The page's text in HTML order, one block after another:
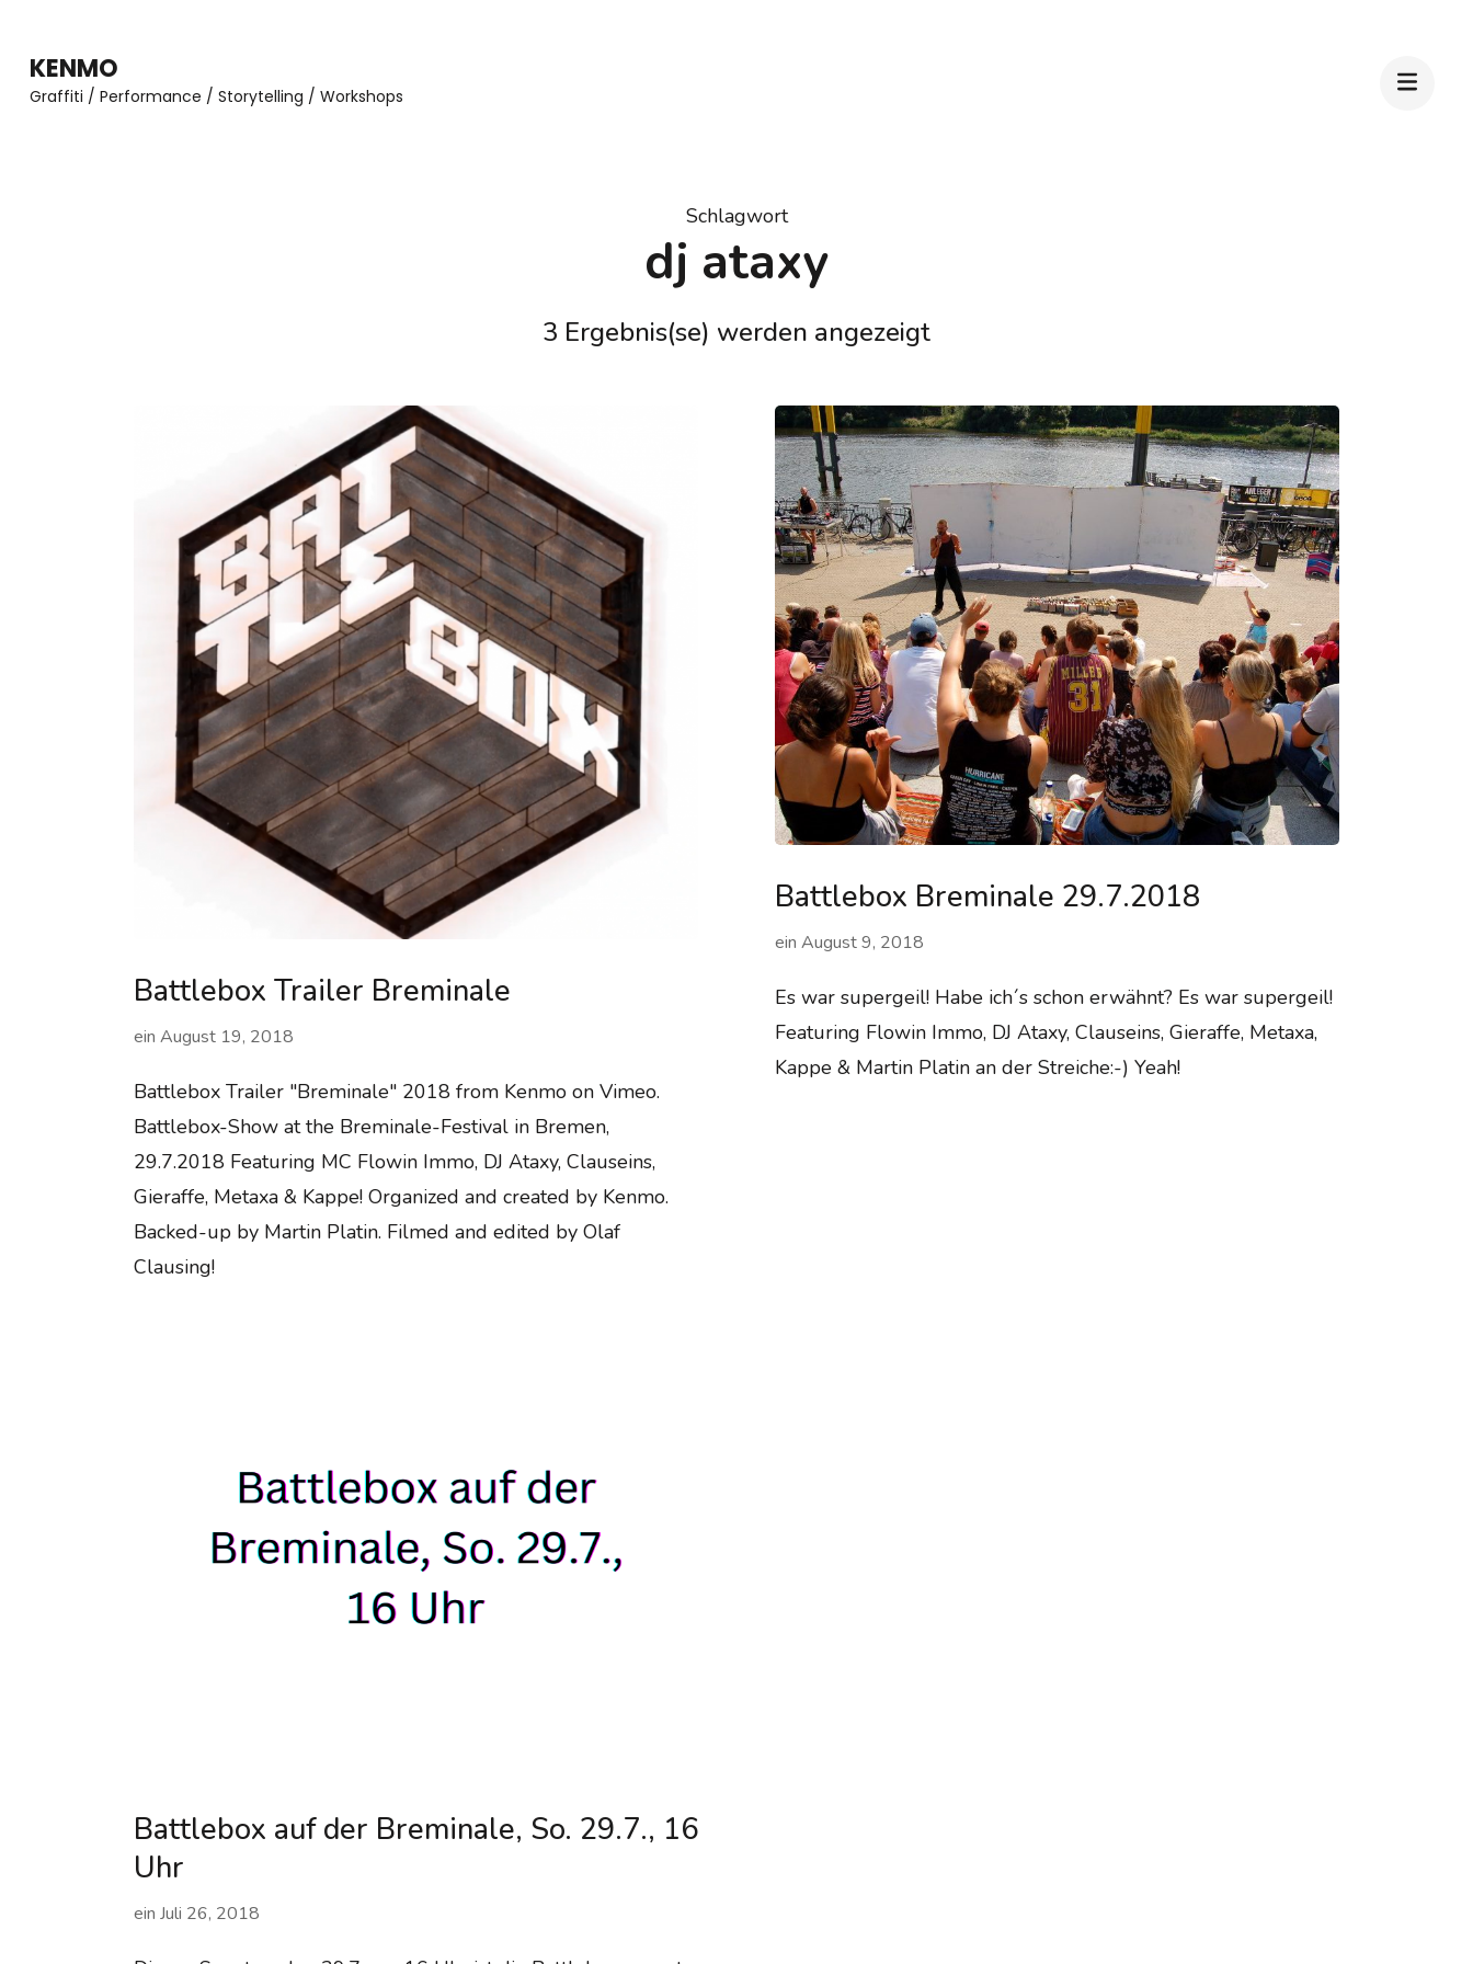
springen
KENMO
Graffiti / Performance / Storytelling / Workshops
Schlagwort
dj ataxy
3 Ergebnis(se) werden angezeigt
Battlebox Trailer Breminale
ein August 19, 2018
Battlebox Trailer "Breminale" 2018 from Kenmo on Vimeo.
Battlebox-Show at the Breminale-Festival in Bremen,
29.7.2018 Featuring MC Flowin Immo, DJ Ataxy, Clauseins,
Gieraffe, Metaxa & Kappe! Organized and created by Kenmo.
Backed-up by Martin Platin. Filmed and edited by Olaf
Clausing!
Battlebox Breminale 29.7.2018
ein August 9, 2018
Es war supergeil! Habe ich´s schon erwähnt? Es war supergeil!
Featuring Flowin Immo, DJ Ataxy, Clauseins, Gieraffe, Metaxa,
Kappe & Martin Platin an der Streiche:-) Yeah!
Battlebox auf der Breminale, So. 29.7., 16
Uhr
ein Juli 26, 2018